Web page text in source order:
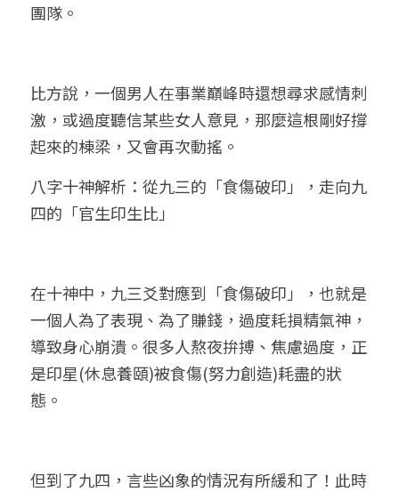
團隊。
比方說，一個男人在事業巔峰時還想尋求感情刺
激，或過度聽信某些女人意見，那麼這根剛好撐
起來的棟梁，又會再次動搖。
八字十神解析：從九三的「食傷破印」，走向九
四的「官生印生比」
在十神中，九三爻對應到「食傷破印」，也就是
一個人為了表現、為了賺錢，過度耗損精氣神，
導致身心崩潰。很多人熬夜拚搏、焦慮過度，正
是印星(休息養頤)被食傷(努力創造)耗盡的狀
態。
但到了九四，言些凶象的情況有所緩和了！此時